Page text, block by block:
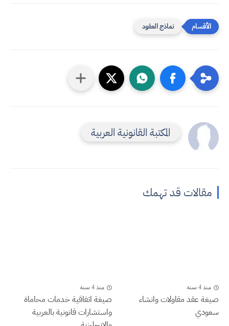
نماذج العقود
المكتبة القانونية العربية
مقالات قد تهمك
منذ 4 سنة
صيغة عقد مقاولات وانشاء
سعودي
منذ 4 سنة
صيغة اتفاقية خدمات محاماة
واستشارات قانونية بالعربية